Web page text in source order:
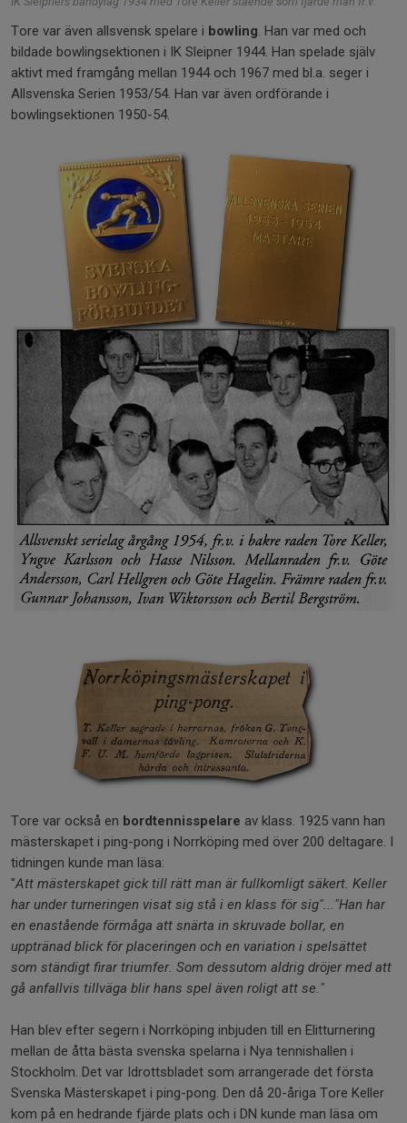
Tore var även allsvensk spelare i bowling. Han var med och
bildade bowlingsektionen i IK Sleipner 1944. Han spelade själv
aktivt med framgång mellan 1944 och 1967 med bl.a. seger i
Allsvenska Serien 1953/54. Han var även ordförande i
bowlingsektionen 1950-54.
Tore var också en bordtennisspelare av klass. 1925 vann han
mästerskapet i ping-pong i Norrköping med över 200 deltagare. I
tidningen kunde man läsa:
"Att mästerskapet gick till rätt man är fullkomligt säkert. Keller
har under turneringen visat sig stå i en klass för sig"..."Han har
en enastående förmåga att snärta in skruvade bollar, en
upptränad blick för placeringen och en variation i spelsättet
som ständigt firar triumfer. Som dessutom aldrig dröjer med att
gå anfallvis tillväga blir hans spel även roligt att se."
Han blev efter segern i Norrköping inbjuden till en Elitturnering
mellan de åtta bästa svenska spelarna i Nya tennishallen i
Stockholm. Det var Idrottsbladet som arrangerade det första
Svenska Mästerskapet i ping-pong. Den då 20-åriga Tore Keller
kom på en hedrande fjärde plats och i DN kunde man läsa om